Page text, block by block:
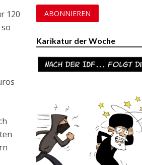
120
Karikatur der Woche